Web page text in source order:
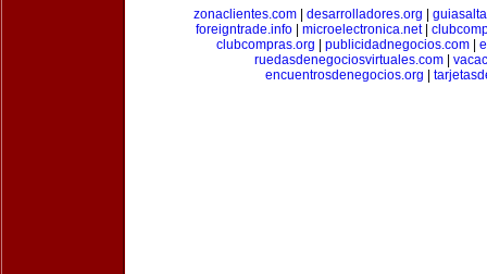
zonaclientes.com| desarrolladores.org
foreigntrade.info
microelectronica.net|
clubcompras.org
publicidadnegocios.com
ruedasdenegociosvirtuales.com|
encuentrosdenegocios.org